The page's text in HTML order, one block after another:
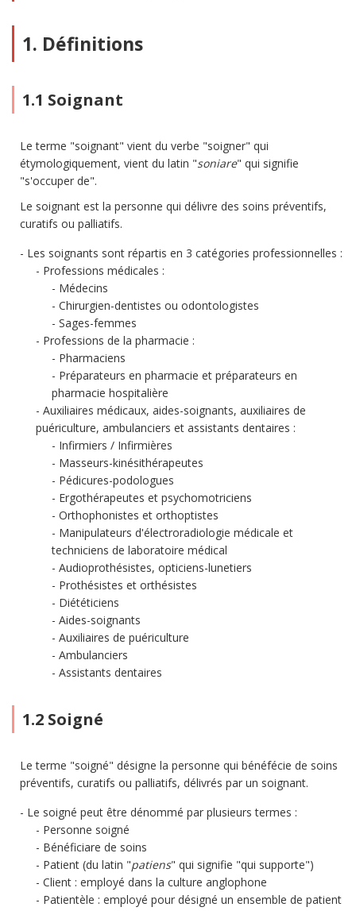
1. Définitions
1.1 Soignant
Le terme "soignant" vient du verbe "soigner" qui
étymologiquement, vient du latin "soniare" qui signifie
"s'occuper de".
Le soignant est la personne qui délivre des soins préventifs,
curatifs ou palliatifs.
Les soignants sont répartis en 3 catégories professionnelles :
Professions médicales :
Médecins
Chirurgien-dentistes ou odontologistes
Sages-femmes
Professions de la pharmacie :
Pharmaciens
Préparateurs en pharmacie et préparateurs en
pharmacie hospitalière
Auxiliaires médicaux, aides-soignants, auxiliaires de
puériculture, ambulanciers et assistants dentaires :
Infirmiers / Infirmières
Masseurs-kinésithérapeutes
Pédicures-podologues
Ergothérapeutes et psychomotriciens
Orthophonistes et orthoptistes
Manipulateurs d'électroradiologie médicale et
techniciens de laboratoire médical
Audioprothésistes, opticiens-lunetiers
Prothésistes et orthésistes
Diététiciens
Aides-soignants
Auxiliaires de puériculture
Ambulanciers
Assistants dentaires
1.2 Soigné
Le terme "soigné" désigne la personne qui bénéfécie de soins
préventifs, curatifs ou palliatifs, délivrés par un soignant.
Le soigné peut être dénommé par plusieurs termes :
Personne soigné
Bénéficiare de soins
Patient (du latin "patiens" qui signifie "qui supporte")
Client : employé dans la culture anglophone
Patientèle : employé pour désigné un ensemble de patient